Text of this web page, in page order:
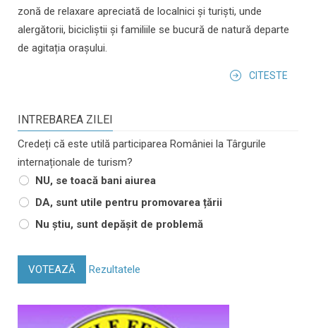
zonă de relaxare apreciată de localnici și turiști, unde
alergătorii, bicicliștii și familiile se bucură de natură departe
de agitația orașului.
CITESTE
INTREBAREA ZILEI
Credeți că este utilă participarea României la Târgurile
internaționale de turism?
NU, se toacă bani aiurea
DA, sunt utile pentru promovarea țării
Nu știu, sunt depășit de problemă
VOTEAZĂ Rezultatele